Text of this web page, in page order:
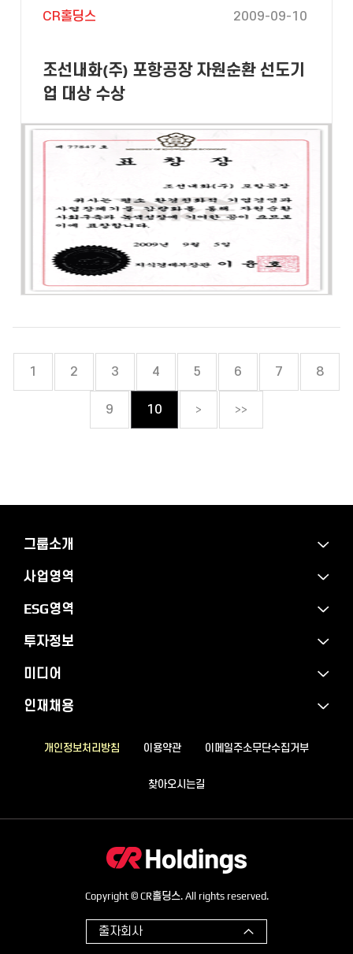
CR홀딩스 2009-09-10
조선내화(주) 포항공장 자원순환 선도기
업 대상 수상
1 2 3 4 5 6 7 8
9 10 > >>
그룹소개
사업영역
ESG영역
투자정보
미디어
인재채용
개인정보처리방침 이용약관 이메일주소무단수집거부
찾아오시는길
Copyright © CR홀딩스. All rights reserved.
출자회사